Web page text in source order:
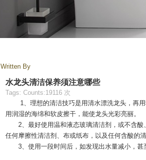
Written By
水龙头清洁保养须注意哪些
Tags: Counts:19116 次
1、理想的清洁技巧是用清水漂洗龙头，再用
用润湿的海绵和软皮擦干，能使龙头光彩亮丽。
2、最好使用温和液态玻璃清洁剂，或不含酸
任何摩擦性清洁剂、布或纸布，以及任何含酸的
3、使用一段时间后，如发现出水量减小，甚